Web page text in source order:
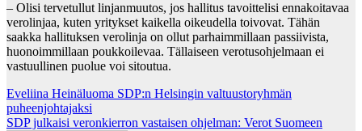
– Olisi tervetullut linjanmuutos, jos hallitus tavoittelisi ennakoitavaa
verolinjaa, kuten yritykset kaikella oikeudella toivovat. Tähän
saakka hallituksen verolinja on ollut parhaimmillaan passiivista,
huonoimmillaan poukkoilevaa. Tällaiseen verotusohjelmaan ei
vastuullinen puolue voi sitoutua.
Post
navigation
Eveliina Heinäluoma SDP:n Helsingin valtuustoryhmän
puheenjohtajaksi
SDP julkaisi veronkierron vastaisen ohjelman: Verot Suomeen